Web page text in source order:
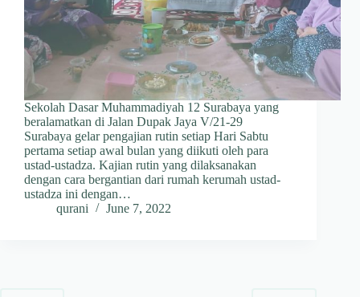
Sekolah Dasar Muhammadiyah 12 Surabaya yang
beralamatkan di Jalan Dupak Jaya V/21-29
Surabaya gelar pengajian rutin setiap Hari Sabtu
pertama setiap awal bulan yang diikuti oleh para
ustad-ustadza. Kajian rutin yang dilaksanakan
dengan cara bergantian dari rumah kerumah ustad-
ustadza ini dengan…
qurani
June 7, 2022